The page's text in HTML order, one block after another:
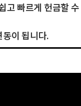
고 빠르게 헌금할 수
이 됩니다.